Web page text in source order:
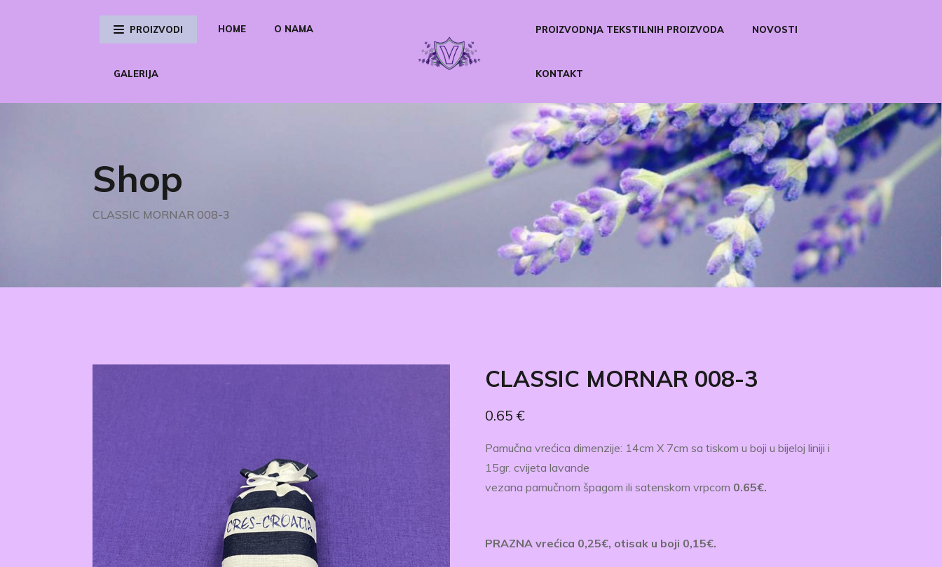
PROIZVODI HOME O NAMA
GALERIJA
PROIZVODNJA TEKSTILNIH PROIZVODA NOVOSTI
KONTAKT
Shop
CLASSIC MORNAR 008-3
CLASSIC MORNAR 008-3
0.65 €
Pamučna vrećica dimenzije: 14​cm X 7​cm sa tiskom u boji u bijeloj liniji i
15gr. cvijeta lavande
​vezana pamučnom špagom ili satenskom vrpcom 0.65€.
PRAZNA vrećica 0,25€, otisak u boji ​0,15€.